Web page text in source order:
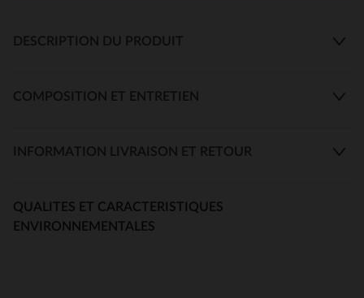
DESCRIPTION DU PRODUIT
COMPOSITION ET ENTRETIEN
INFORMATION LIVRAISON ET RETOUR
QUALITES ET CARACTERISTIQUES
ENVIRONNEMENTALES